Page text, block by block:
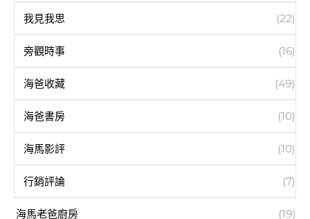
我見我思 (22)
旁觀時事 (16)
海爸收藏 (49)
海爸書房 (10)
海馬影評 (10)
行銷評論 (7)
海馬老爸廚房 (19)